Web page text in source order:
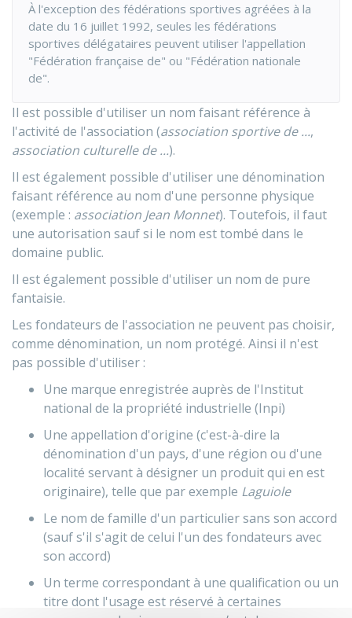
À l'exception des fédérations sportives agréées à la
date du 16 juillet 1992, seules les fédérations
sportives délégataires peuvent utiliser l'appellation
"Fédération française de" ou "Fédération nationale
de".
Il est possible d'utiliser un nom faisant référence à
l'activité de l'association (association sportive de ...,
association culturelle de ...).
Il est également possible d'utiliser une dénomination
faisant référence au nom d'une personne physique
(exemple : association Jean Monnet). Toutefois, il faut
une autorisation sauf si le nom est tombé dans le
domaine public.
Il est également possible d'utiliser un nom de pure
fantaisie.
Les fondateurs de l'association ne peuvent pas choisir,
comme dénomination, un nom protégé. Ainsi il n'est
pas possible d'utiliser :
Une marque enregistrée auprès de l'Institut
national de la propriété industrielle (Inpi)
Une appellation d'origine (c'est-à-dire la
dénomination d'un pays, d'une région ou d'une
localité servant à désigner un produit qui en est
originaire), telle que par exemple Laguiole
Le nom de famille d'un particulier sans son accord
(sauf s'il s'agit de celui l'un des fondateurs avec
son accord)
Un terme correspondant à une qualification ou un
titre dont l'usage est réservé à certaines